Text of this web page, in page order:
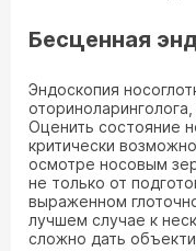
Бесценная
Эндоскопия
Оценить состояние
критически
осмотре носовым
не только от
выраженном
лучшем случае к
сложно дать